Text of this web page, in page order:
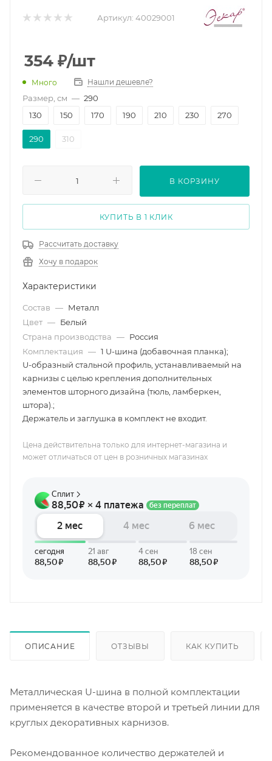
Артикул: 40029001
354 ₽/шт
Много Нашли дешевле?
Размер, см — 290
130
150 170 190 210 230 270
290 310
В КОРЗИНУ
КУПИТЬ В 1 КЛИК
Рассчитать доставку
Хочу в подарок
Характеристики
Состав — Металл
Цвет — Белый
Страна производства — Россия
Комплектация — 1 U-шина (добавочная планка);
U-образный стальной профиль, устанавливаемый на
карнизы с целью крепления дополнительных
элементов шторного дизайна (тюль, ламберкен,
штора).;
Держатель и заглушка в комплект не входит.
Цена действительна только для интернет-магазина и
может отличаться от цен в розничных магазинах
ОПИСАНИЕ ОТЗЫВЫ КАК КУПИТЬ
Металлическая U-шина в полной комплектации
применяется в качестве второй и третьей линии для
круглых декоративных карнизов.
Рекомендованное количество держателей и